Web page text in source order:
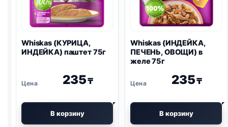
Whiskas (КУРИЦА,
ИНДЕЙКА) паштет 75г
235₸
В корзину
Whiskas (ИНДЕЙКА,
ПЕЧЕНЬ, ОВОЩИ) в
желе 75г
235₸
В корзину